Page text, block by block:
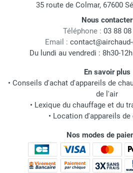
35 route de Colmar, 67600
Nous contacter
Téléphone : 03 88
Email :
Du lundi au vendredi : 8h30-
En savoir plus
• Conseils d'achat d'appareils de
de l'air
• Lexique du chauffage et du
• Location d'appareils de
Nos modes de